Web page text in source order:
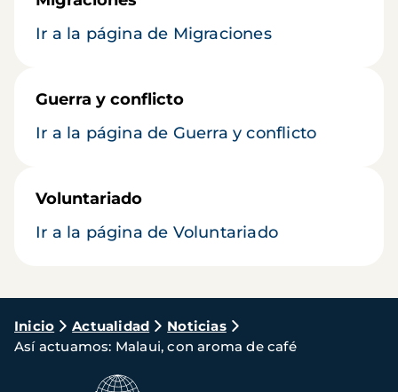
Ir a la página de Migraciones
Guerra y conflicto
Ir a la página de Guerra y conflicto
Voluntariado
Ir a la página de Voluntariado
Ruta
de
navegación
Inicio Actualidad
Noticias
Así actuamos: Malaui, con aroma de café